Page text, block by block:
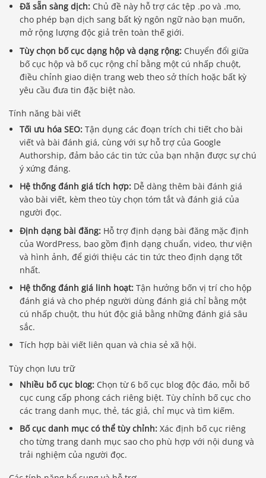
Đã sẵn sàng dịch: Chủ đề này hỗ trợ các tệp .po và .mo,
cho phép bạn dịch sang bất kỳ ngôn ngữ nào bạn muốn,
mở rộng lượng độc giả trên toàn thế giới.
Tùy chọn bố cục dạng hộp và dạng rộng: Chuyển đổi giữa
bố cục hộp và bố cục rộng chỉ bằng một cú nhấp chuột,
điều chỉnh giao diện trang web theo sở thích hoặc bất kỳ
yêu cầu đưa tin đặc biệt nào.
Tính năng bài viết
Tối ưu hóa SEO: Tận dụng các đoạn trích chi tiết cho bài
viết và bài đánh giá, cùng với sự hỗ trợ của Google
Authorship, đảm bảo các tin tức của bạn nhận được sự chú
ý xứng đáng.
Hệ thống đánh giá tích hợp: Dễ dàng thêm bài đánh giá
vào bài viết, kèm theo tùy chọn tóm tắt và đánh giá của
người đọc.
Định dạng bài đăng: Hỗ trợ định dạng bài đăng mặc định
của WordPress, bao gồm định dạng chuẩn, video, thư viện
và hình ảnh, để giới thiệu các tin tức theo định dạng tốt
nhất.
Hệ thống đánh giá linh hoạt: Tận hưởng bốn vị trí cho hộp
đánh giá và cho phép người dùng đánh giá chỉ bằng một
cú nhấp chuột, thu hút độc giả bằng những đánh giá sâu
sắc.
Tích hợp bài viết liên quan và chia sẻ xã hội.
Tùy chọn lưu trữ
Nhiều bố cục blog: Chọn từ 6 bố cục blog độc đáo, mỗi bố
cục cung cấp phong cách riêng biệt. Tùy chỉnh bố cục cho
các trang danh mục, thẻ, tác giả, chỉ mục và tìm kiếm.
Bố cục danh mục có thể tùy chỉnh: Xác định bố cục riêng
cho từng trang danh mục sao cho phù hợp với nội dung và
trải nghiệm của người đọc.